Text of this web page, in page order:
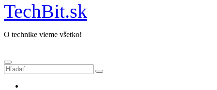
TechBit.sk
O technike vieme všetko!